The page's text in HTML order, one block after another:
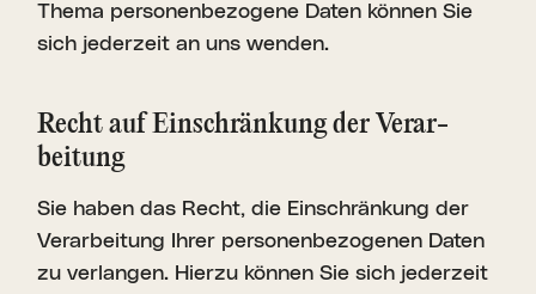
Thema personenbezogene Daten können Sie
sich jederzeit an uns wenden.
Recht auf Einschränkung der Verar­
beitung
Sie haben das Recht, die Einschränkung der
Verarbeitung Ihrer personenbezogenen Daten
zu verlangen. Hierzu können Sie sich jederzeit